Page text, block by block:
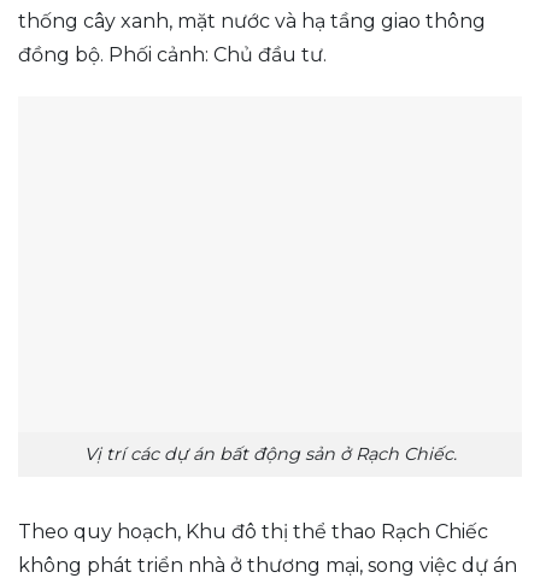
thống cây xanh, mặt nước và hạ tầng giao thông
đồng bộ. Phối cảnh: Chủ đầu tư.
Vị trí các dự án bất động sản ở Rạch Chiếc.
Theo quy hoạch, Khu đô thị thể thao Rạch Chiếc
không phát triển nhà ở thương mại, song việc dự án